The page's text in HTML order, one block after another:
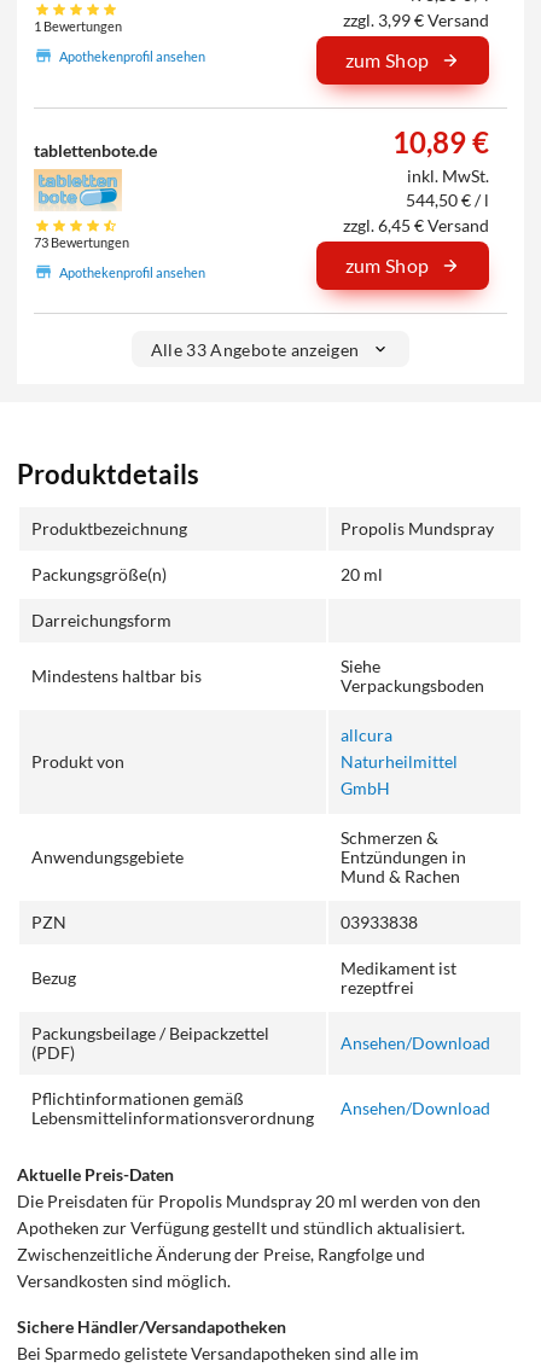
1 Bewertungen
Apothekenprofil ansehen
zzgl. 3,99 € Versand
zum Shop
tablettenbote.de
73 Bewertungen
Apothekenprofil ansehen
10,89 €
inkl. MwSt.
544,50 € / l
zzgl. 6,45 € Versand
zum Shop
Alle 33 Angebote anzeigen
Produktdetails
Produktbezeichnung Propolis Mundspray
Packungsgröße(n) 20 ml
Darreichungsform
Mindestens haltbar bis
Siehe
Verpackungsboden
Produkt von
allcura
Naturheilmittel
GmbH
Anwendungsgebiete
Schmerzen &
Entzündungen in
Mund & Rachen
PZN 03933838
Bezug
Medikament ist
rezeptfrei
Packungsbeilage / Beipackzettel
(PDF)
Ansehen/Download
Pflichtinformationen gemäß
Lebensmittelinformationsverordnung
Ansehen/Download
Aktuelle Preis-Daten
Die Preisdaten für Propolis Mundspray 20 ml werden von den
Apotheken zur Verfügung gestellt und stündlich aktualisiert.
Zwischenzeitliche Änderung der Preise, Rangfolge und
Versandkosten sind möglich.
Sichere Händler/Versandapotheken
Bei Sparmedo gelistete Versandapotheken sind alle im